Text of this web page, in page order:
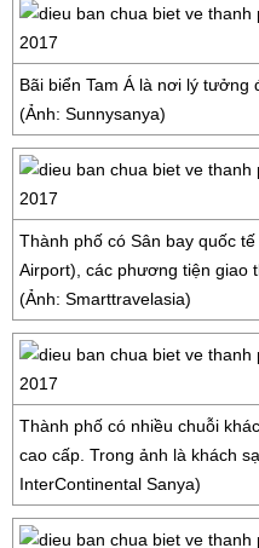
Bãi biển Tam Á là nơi lý tưởng
(Ảnh: Sunnysanya)
Thành phố có Sân bay quốc
Airport), các phương tiện giao
(Ảnh: Smarttravelasia)
Thành phố có nhiều chuỗi
cao cấp. Trong ảnh là khách
InterContinental Sanya)